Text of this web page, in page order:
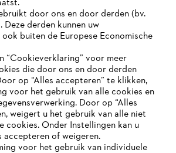
Impressum
WORDT NIET
die we nog niet ondersteunen. Om
te kunnen gebruiken, raden we aan dat
van de volgende browsers:
door ons en door derden (bv.
Deze derden kunnen uw
buiten de Europese Economische
“Cookieverklaring” voor meer
die door ons en door derden
op “Alles accepteren” te klikken,
voor het gebruik van alle cookies en
Door op “Alles
weigert u het gebruik van alle niet
cookies. Onder Instellingen kan u
of weigeren.
voor het gebruik van individuele